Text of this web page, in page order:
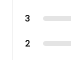
3
2